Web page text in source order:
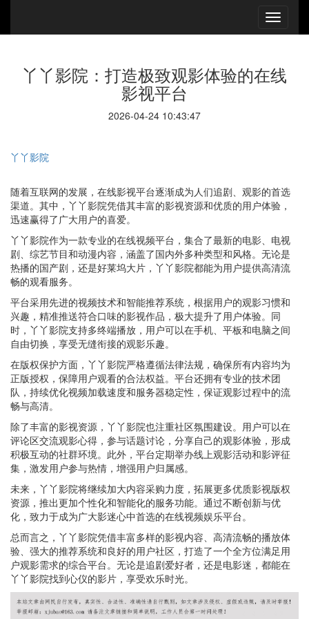
丫丫影院：打造极致观影体验的在线
影视平台
2026-04-24 10:43:47
丫丫影院
随着互联网的发展，在线影视平台逐渐成为人们追剧、观影的首选
渠道。其中，丫丫影院凭借其丰富的影视资源和优质的用户体验，
迅速赢得了广大用户的喜爱。
丫丫影院作为一款专业的在线视频平台，集合了最新的电影、电视
剧、综艺节目和动漫内容，涵盖了国内外多种类型和风格。无论是
热播的国产剧，还是好莱坞大片，丫丫影院都能为用户提供高清流
畅的观看服务。
平台采用先进的视频技术和智能推荐系统，根据用户的观影习惯和
兴趣，精准推送符合口味的影视作品，极大提升了用户体验。同
时，丫丫影院支持多终端播放，用户可以在手机、平板和电脑之间
自由切换，享受无缝衔接的观影乐趣。
在版权保护方面，丫丫影院严格遵循法律法规，确保所有内容均为
正版授权，保障用户观看的合法权益。平台还拥有专业的技术团
队，持续优化视频加载速度和服务器稳定性，保证观影过程中的流
畅与高清。
除了丰富的影视资源，丫丫影院也注重社区氛围建设。用户可以在
评论区交流观影心得，参与话题讨论，分享自己的观影体验，形成
积极互动的社群环境。此外，平台定期举办线上观影活动和影评征
集，激发用户参与热情，增强用户归属感。
未来，丫丫影院将继续加大内容采购力度，拓展更多优质影视版权
资源，推出更加个性化和智能化的服务功能。通过不断创新与优
化，致力于成为广大影迷心中首选的在线视频娱乐平台。
总而言之，丫丫影院凭借丰富多样的影视内容、高清流畅的播放体
验、强大的推荐系统和良好的用户社区，打造了一个全方位满足用
户观影需求的综合平台。无论是追剧爱好者，还是电影迷，都能在
丫丫影院找到心仪的影片，享受欢乐时光。